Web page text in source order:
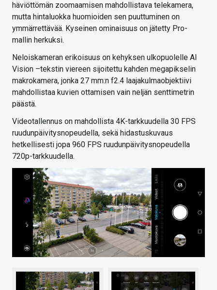
häviöttömän zoomaamisen mahdollistava telekamera,
mutta hintaluokka huomioiden sen puuttuminen on
ymmärrettävää. Kyseinen ominaisuus on jätetty Pro-
mallin herkuksi.
Neloiskameran erikoisuus on kehyksen ulkopuolelle AI
Vision –tekstin viereen sijoitettu kahden megapikselin
makrokamera, jonka 27 mm:n f2.4 laajakulmaobjektiivi
mahdollistaa kuvien ottamisen vain neljän senttimetrin
päästä.
Videotallennus on mahdollista 4K-tarkkuudella 30 FPS
ruudunpäivitysnopeudella, sekä hidastuskuvaus
hetkellisesti jopa 960 FPS ruudunpäivitysnopeudella
720p-tarkkuudella.